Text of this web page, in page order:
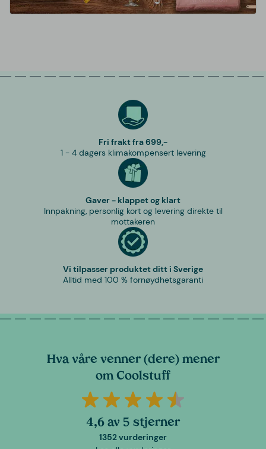
Fri frakt fra 699,-
1 - 4 dagers klimakompensert levering
Gaver - klappet og klart
Innpakning, personlig kort og levering direkte til
mottakeren
Vi tilpasser produktet ditt i Sverige
Alltid med 100 % fornøydhetsgaranti
Hva våre venner (dere) mener
om Coolstuff
4,6 av 5 stjerner
1352 vurderinger